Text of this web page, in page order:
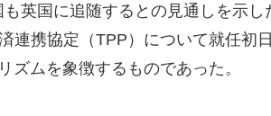
英国に追随するとの見通しを示
連携協定（TPP）について就任初
ズムを象徴するものであった。